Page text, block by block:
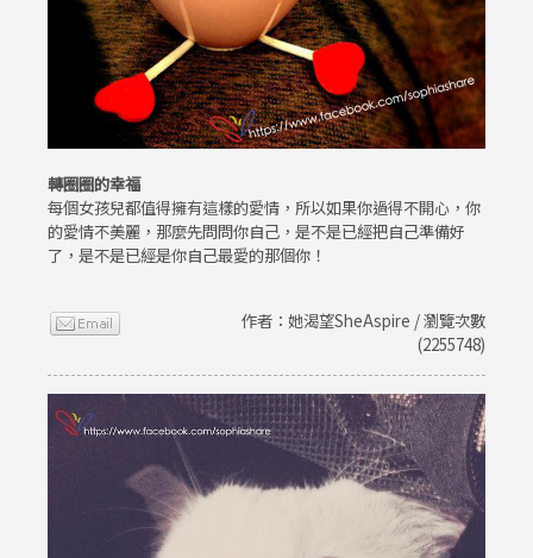
轉圈圈的幸福
每個女孩兒都值得擁有這樣的愛情，所以如果你過得不開心，你
的愛情不美麗，那麼先問問你自己，是不是已經把自己準備好
了，是不是已經是你自己最愛的那個你！
作者：她渴望SheAspire / 瀏覽次數
(2255748)